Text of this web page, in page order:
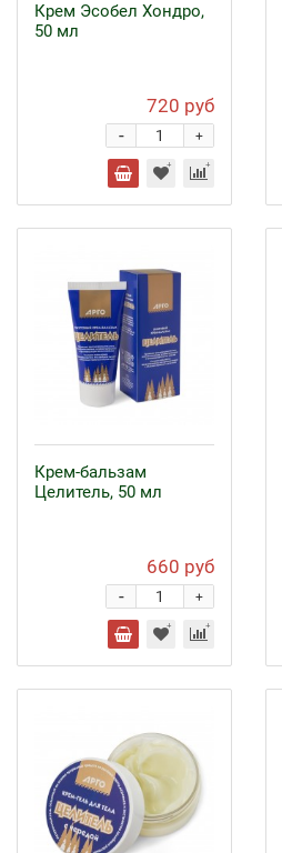
Крем Эсобел Хондро,
50 мл
720 руб
+
-
Крем-бальзам
Целитель, 50 мл
660 руб
+
-